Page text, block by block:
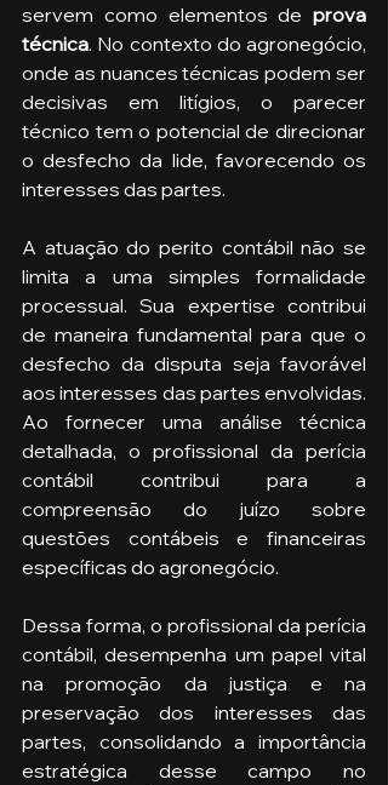
servem como elementos de prova
técnica. No contexto do agronegócio,
onde as nuances técnicas podem ser
decisivas em litígios, o parecer
técnico tem o potencial de direcionar
o desfecho da lide, favorecendo os
interesses das partes.
A atuação do perito contábil não se
limita a uma simples formalidade
processual. Sua expertise contribui
de maneira fundamental para que o
desfecho da disputa seja favorável
aos interesses das partes envolvidas.
Ao fornecer uma análise técnica
detalhada, o profissional da perícia
contábil contribui para a
compreensão do juízo sobre
questões contábeis e financeiras
específicas do agronegócio.
Dessa forma, o profissional da perícia
contábil, desempenha um papel vital
na promoção da justiça e na
preservação dos interesses das
partes, consolidando a importância
estratégica desse campo no